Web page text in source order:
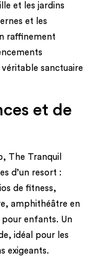
et les jardins
et les
raffinement
sanctuaire
et de
The Tranquil
d’un resort :
de fitness,
amphithéâtre en
pour enfants. Un
idéal pour les
exigeants.